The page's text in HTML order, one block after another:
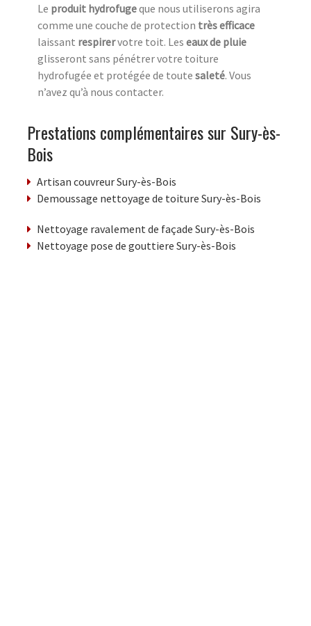
Le produit hydrofugeque nous utiliserons agira
comme une couche de protection très efficace
laissant respirervotre toit. Les eaux de pluie
glisseront sans pénétrer votre toiture
hydrofugée et protégée de toute saleté. Vous
n’avez qu’à nous contacter.
Prestations complémentaires sur Sury-ès-
Bois
Artisan couvreur Sury-ès-Bois
Demoussage nettoyage de toiture Sury-ès-Bois
Nettoyage ravalement de façade Sury-ès-Bois
Nettoyage pose de gouttiere Sury-ès-Bois